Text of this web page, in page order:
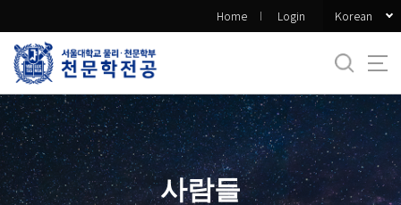
로
메
뉴
Home Login Korean
사람들